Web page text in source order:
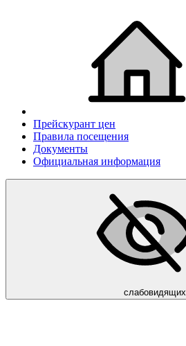
Прейскурант цен
Правила посещения
Документы
Официальная информация
слабовидящих